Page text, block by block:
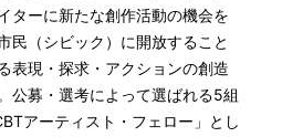
ターに新たな創作活動の機会を
民（シビック）に開放すること
表現・探求・アクションの創造
公募・選考によって選ばれる5組
アーティスト・フェロー」とし